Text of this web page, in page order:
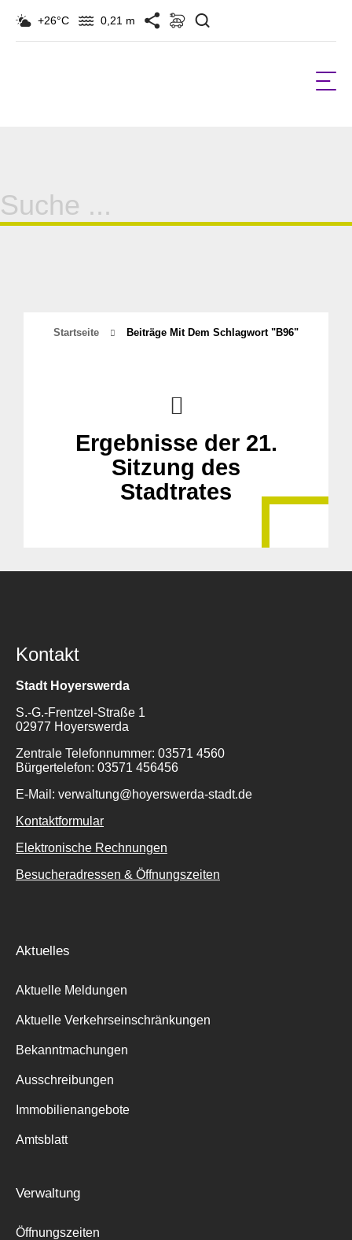
+26°C 0,21 m
Suche
für:
Startseite Beiträge Mit Dem Schlagwort "B96"
Ergebnisse der 21.
Sitzung des
Stadtrates
Kontakt
Stadt Hoyerswerda
S.-G.-Frentzel-Straße 1
02977 Hoyerswerda
Zentrale Telefonnummer: 03571 4560
Bürgertelefon: 03571 456456
E-Mail: verwaltung@hoyerswerda-stadt.de
Kontaktformular
Elektronische Rechnungen
Besucheradressen & Öffnungszeiten
Aktuelles
Aktuelle Meldungen
Aktuelle Verkehrseinschränkungen
Bekanntmachungen
Ausschreibungen
Immobilienangebote
Amtsblatt
Verwaltung
Öffnungszeiten